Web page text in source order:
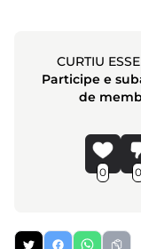
CURTIU
Participe e
de
0 0